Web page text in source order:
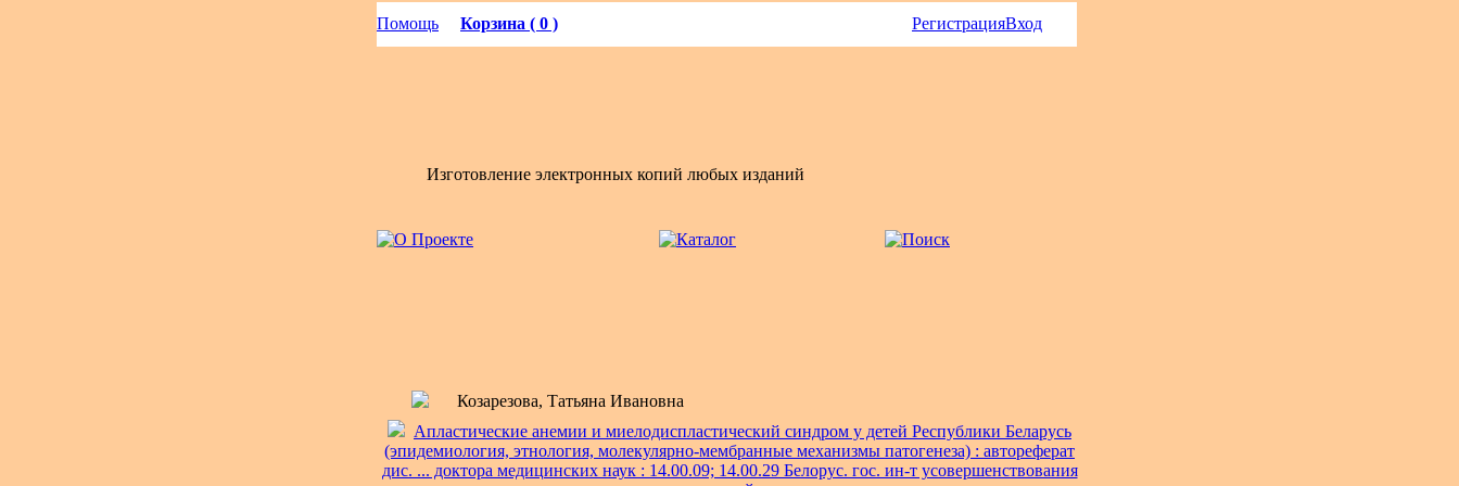
Помощь Корзина ( 0 ) РегистрацияВход
Изготовление электронных копий любых изданий
Козарезова, Татьяна Ивановна
Апластические анемии и миелодиспластический синдром у детей Республики Беларусь
(эпидемиология, этнология, молекулярно-мембранные механизмы патогенеза) : автореферат
дис. ... доктора медицинских наук : 14.00.09; 14.00.29 Белорус. гос. ин-т усовершенствования